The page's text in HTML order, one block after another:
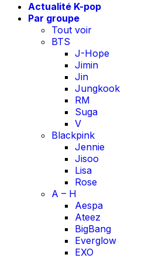
Actualité K-pop
Par groupe
Tout voir
BTS
J-Hope
Jimin
Jin
Jungkook
RM
Suga
V
Blackpink
Jennie
Jisoo
Lisa
Rose
A – H
Aespa
Ateez
BigBang
Everglow
EXO